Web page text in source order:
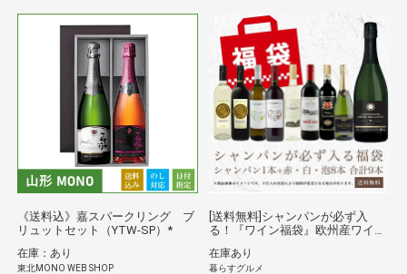
《送料込》嘉スパークリング ブ
リュットセット（YTW‐SP）*
在庫：あり
東北MONO WEB SHOP
[送料無料]シャンパンが必ず入
る！『ワイン福袋』欧州産ワイン
業日以内に出荷][WT511]倉庫C
在庫あり
暮らすグルメ